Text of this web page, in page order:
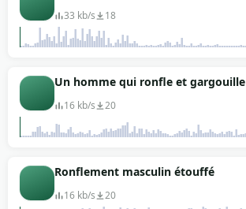
33 kb/s 18
Un homme qui ronfle et gargouille
16 kb/s 20
Ronflement masculin étouffé
16 kb/s 20